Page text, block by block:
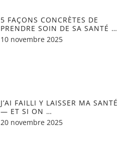
5 FAÇONS CONCRÈTES DE
PRENDRE SOIN DE SA SANTÉ …
10 novembre 2025
J’AI FAILLI Y LAISSER MA SANTÉ
— ET SI ON …
20 novembre 2025